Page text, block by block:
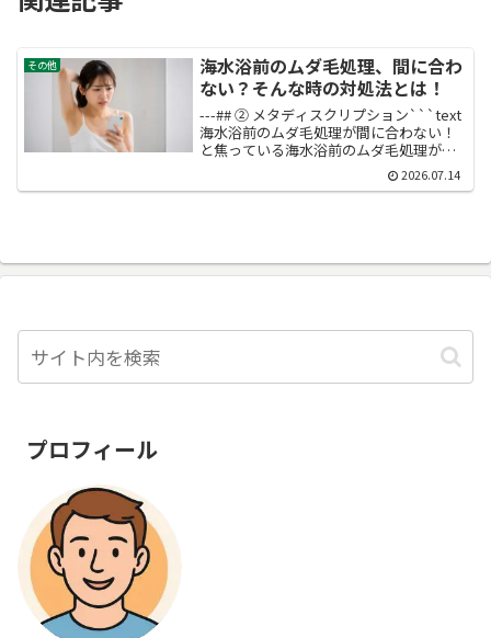
その他
海水浴前のムダ毛処理、間に合わ
ない？そんな時の対処法とは！
---## ② メタディスクリプション```text
海水浴前のムダ毛処理が間に合わない！
と焦っている海水浴前のムダ毛処理が間
に合わない！と焦っているあなたへ。3日
前・前日・当日それぞれのタあなたへ。3
隠したいときのカ位ごとの優先順位、当
心して楽しめる対処法をまとめました。
2026.07.14
プロフィール